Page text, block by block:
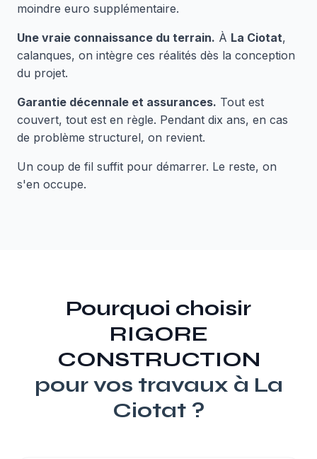
moindre euro supplémentaire.
Une vraie connaissance du terrain. À La Ciotat,
calanques, on intègre ces réalités dès la conception
du projet.
Garantie décennale et assurances. Tout est
couvert, tout est en règle. Pendant dix ans, en cas
de problème structurel, on revient.
Un coup de fil suffit pour démarrer. Le reste, on
s'en occupe.
Pourquoi choisir
RIGORE
CONSTRUCTION
pour vos travaux à La
Ciotat ?